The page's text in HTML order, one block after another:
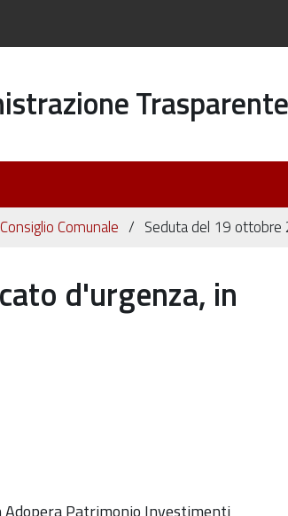
Trasparente
Comunale Seduta del 19 ottobre
d'urgenza, in
Adopera Patrimonio Investimenti